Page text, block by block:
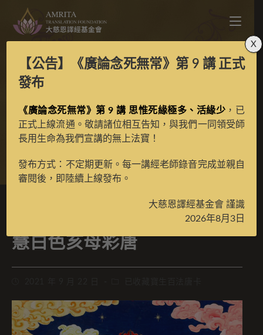
寶生百法之雅德班欽所
傳明慧白色亥母彩唐
寶生百法之雅德班欽所傳明
慧白色亥母彩唐
【公告】 《廣論念死無常》第 9 講正式
發布
《廣論念死無常》第 9 講 思惟死緣極多、活緣少 ，已
正式上線流通。敬請諸位相互告知，與我們一同領受師
長用生命為我們宣講的無上法寶！
發布方式：不定期更新。每一講經老師錄音完成並親自
審閱後，即陸續上線發布。
大慈恩譯經基金會 謹識
2026年8月3日
X